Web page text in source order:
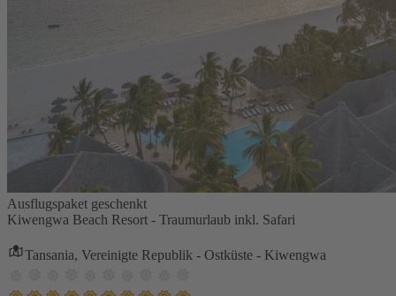
Ausflugspaket geschenkt
Kiwengwa Beach Resort - Traumurlaub inkl. Safari
Tansania, Vereinigte Republik - Ostküste - Kiwengwa